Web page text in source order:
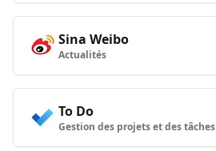
Sina Weibo
Actualités
To Do
Gestion des projets et des tâches